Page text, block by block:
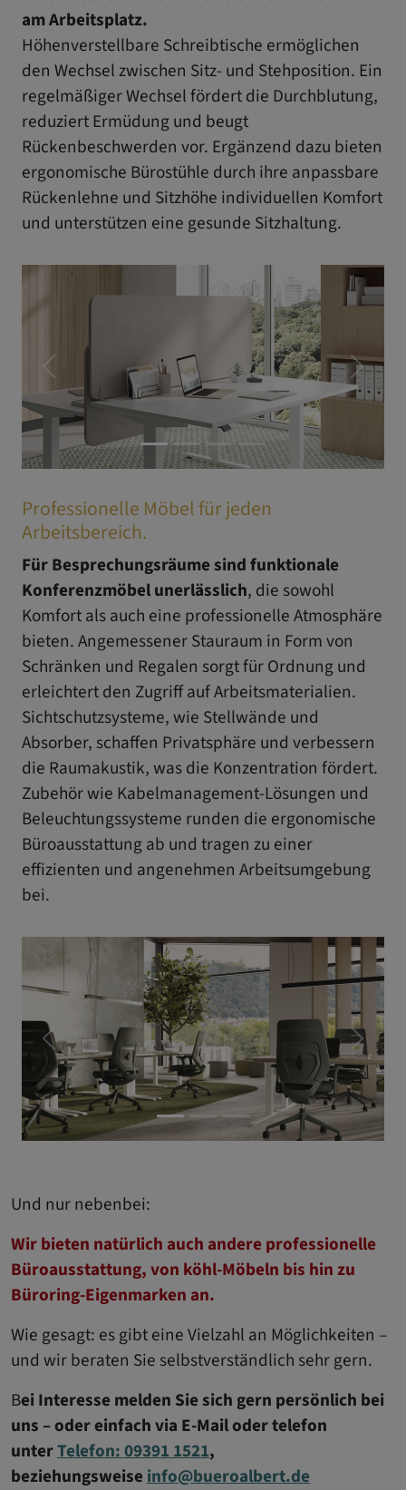
am Arbeitsplatz.
Höhenverstellbare Schreibtische ermöglichen
den Wechsel zwischen Sitz- und Stehposition. Ein
regelmäßiger Wechsel fördert die Durchblutung,
reduziert Ermüdung und beugt
Rückenbeschwerden vor. Ergänzend dazu bieten
ergonomische Bürostühle durch ihre anpassbare
Rückenlehne und Sitzhöhe individuellen Komfort
und unterstützen eine gesunde Sitzhaltung.
Letzer
Professionelle Möbel für jeden
Arbeitsbereich.
Für Besprechungsräume sind funktionale
Konferenzmöbel unerlässlich, die sowohl
Komfort als auch eine professionelle Atmosphäre
bieten. Angemessener Stauraum in Form von
Schränken und Regalen sorgt für Ordnung und
erleichtert den Zugriff auf Arbeitsmaterialien.
Sichtschutzsysteme, wie Stellwände und
Absorber, schaffen Privatsphäre und verbessern
die Raumakustik, was die Konzentration fördert.
Zubehör wie Kabelmanagement-Lösungen und
Beleuchtungssysteme runden die ergonomische
Büroausstattung ab und tragen zu einer
effizienten und angenehmen Arbeitsumgebung
bei.
Letzer
Und nur nebenbei:
Wir bieten natürlich auch andere professionelle
Büroausstattung, von köhl-Möbeln bis hin zu
Büroring-Eigenmarken an.
Wie gesagt: es gibt eine Vielzahl an Möglichkeiten –
und wir beraten Sie selbstverständlich sehr gern.
Bei Interesse melden Sie sich gern persönlich bei
uns – oder einfach via E-Mail oder telefon
unterTelefon: 09391 1521,
beziehungsweise info@bueroalbert.de